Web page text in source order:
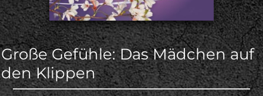
Große Gefühle: Das Mädchen auf
den Klippen